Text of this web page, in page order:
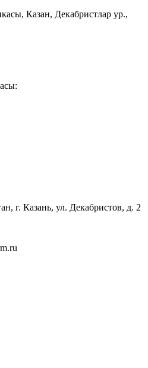
Казан, Декабристлар ур.,
г. Казань, ул. Декабристов, д. 2